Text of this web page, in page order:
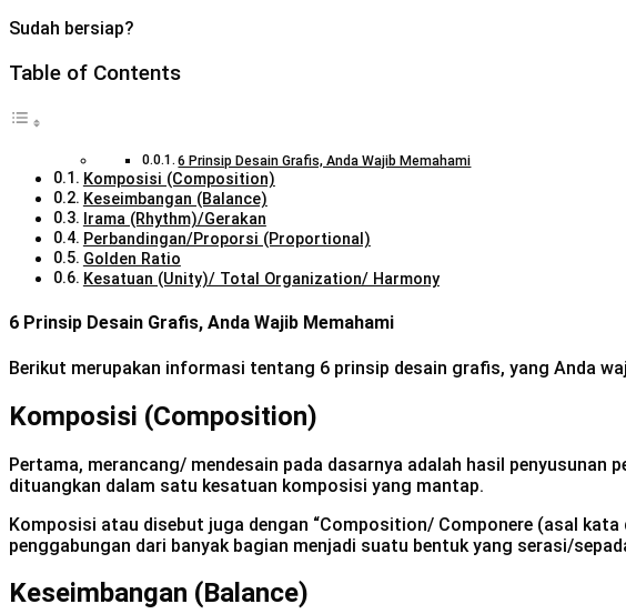
Sudah bersiap?
Table of Contents
6 Prinsip Desain Grafis, Anda Wajib Memahami
Komposisi (Composition)
Keseimbangan (Balance)
Irama (Rhythm)/Gerakan
Perbandingan/Proporsi (Proportional)
Golden Ratio
Kesatuan (Unity)/ Total Organization/ Harmony
6 Prinsip Desain Grafis, Anda Wajib Memahami
Berikut merupakan informasi tentang 6 prinsip desain grafis, yang Anda
Komposisi (Composition)
Pertama, merancang/ mendesain pada dasarnya adalah hasil penyusunan
dituangkan dalam satu kesatuan komposisi yang mantap.
Komposisi atau disebut juga dengan “Composition/ Componere (asal
penggabungan dari banyak bagian menjadi suatu bentuk yang serasi/
Keseimbangan (Balance)